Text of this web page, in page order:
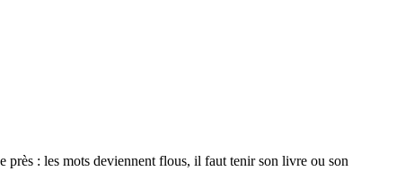
: les mots deviennent flous, il faut tenir son livre ou son